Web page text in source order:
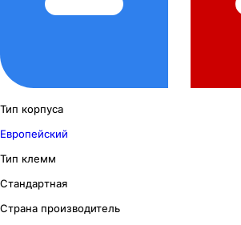
Тип корпуса
Европейский
Тип клемм
Стандартная
Страна производитель